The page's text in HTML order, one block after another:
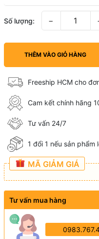
Số lượng: −
THÊM VÀO GIỎ HÀNG
Freeship HCM cho
Cam kết chính hãng
Tư vấn 24/7
1 đổi 1 nếu sản phẩm
MÃ GIẢM GIÁ
Tư vấn mua hàng